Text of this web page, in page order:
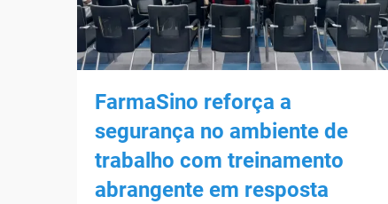
FarmaSino reforça a
segurança no ambiente de
trabalho com treinamento
abrangente em resposta